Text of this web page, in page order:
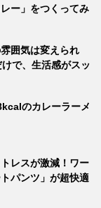
ー」をつくってみ
囲気は変えられ
で、生活感がスッ
のカレーラーメ
レスが激減！ワー
パンツ」が超快適